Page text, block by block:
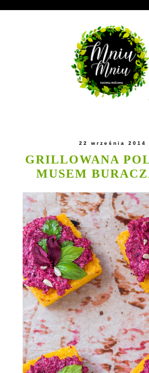
22 września 2014
GRILLOWANA
MUSEM